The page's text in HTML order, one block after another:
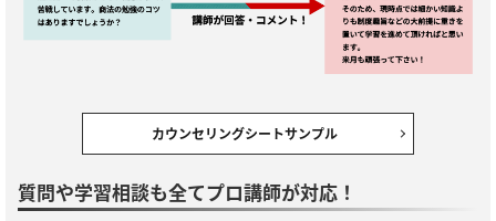
カウンセリングシートサンプル
質問や学習相談も全てプロ講師が対応！